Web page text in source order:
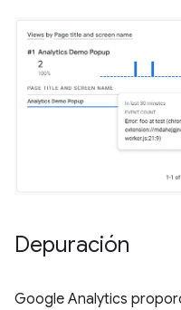
Depuración
Google Analytics